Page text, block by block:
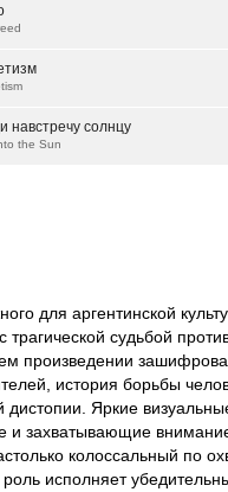
навстречу солнцу
the Sun
для аргентинской
трагической судьбой
произведении
история борьбы
дистопии. Яркие
и захватывающие
колоссальный по
исполняет